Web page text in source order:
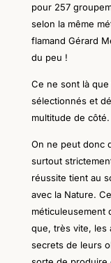
pour 257
selon la même
flamand Gérard
du peu !
Ce ne sont là
sélectionnés et
multitude de côté.
On ne peut donc
surtout
réussite tient au
avec la Nature.
méticuleusement
que, très vite, les
secrets de leurs